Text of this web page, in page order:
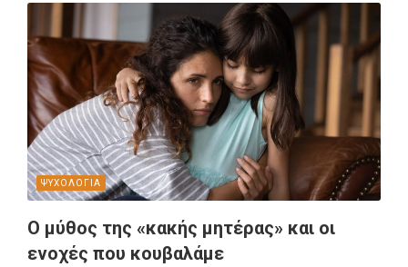
ΨΥΧΟΛΟΓΙΑ
Ο μύθος της «κακής μητέρας» και οι
ενοχές που κουβαλάμε